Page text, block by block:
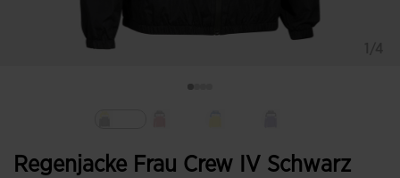
Regenjacke Frau Crew IV Schwarz